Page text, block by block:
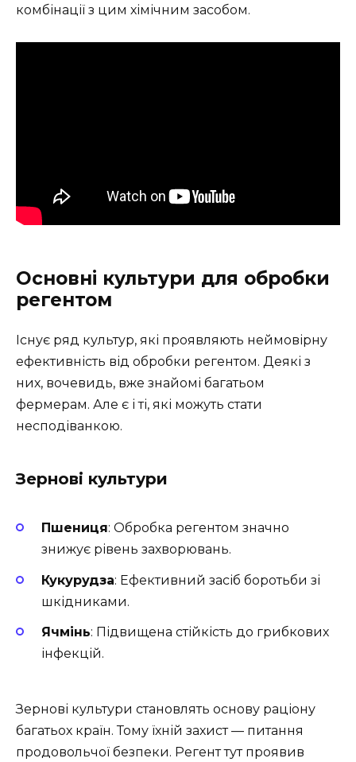
комбінації з цим хімічним засобом.
Основні культури для обробки
регентом
Існує ряд культур, які проявляють неймовірну
ефективність від обробки регентом. Деякі з
них, вочевидь, вже знайомі багатьом
фермерам. Але є і ті, які можуть стати
несподіванкою.
Зернові культури
Пшениця: Обробка регентом значно
знижує рівень захворювань.
Кукурудза: Ефективний засіб боротьби зі
шкідниками.
Ячмінь: Підвищена стійкість до грибкових
інфекцій.
Зернові культури становлять основу раціону
багатьох країн. Тому їхній захист — питання
продовольчої безпеки. Регент тут проявив